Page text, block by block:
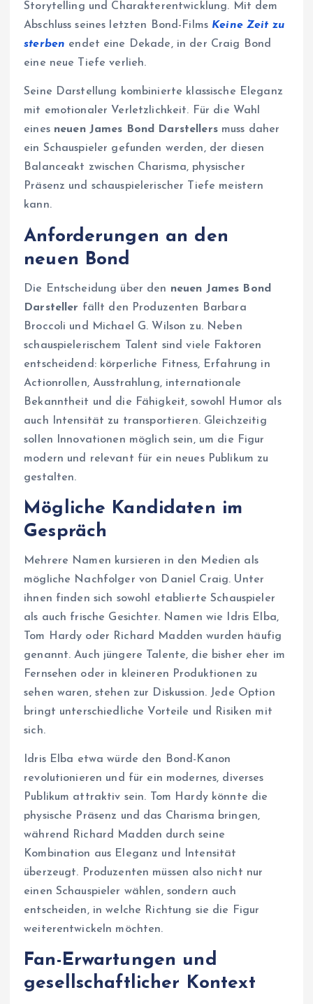
Storytelling und Charakterentwicklung. Mit dem
Abschluss seines letzten Bond-Films Keine Zeit zu
sterben endet eine Dekade, in der Craig Bond
eine neue Tiefe verlieh.
Seine Darstellung kombinierte klassische Eleganz
mit emotionaler Verletzlichkeit. Für die Wahl
eines neuen James Bond Darstellersmuss daher
ein Schauspieler gefunden werden, der diesen
Balanceakt zwischen Charisma, physischer
Präsenz und schauspielerischer Tiefe meistern
kann.
Anforderungen an den
neuen Bond
Die Entscheidung über den neuen James Bond
Darsteller fällt den Produzenten Barbara
Broccoli und Michael G. Wilson zu. Neben
schauspielerischem Talent sind viele Faktoren
entscheidend: körperliche Fitness, Erfahrung in
Actionrollen, Ausstrahlung, internationale
Bekanntheit und die Fähigkeit, sowohl Humor als
auch Intensität zu transportieren. Gleichzeitig
sollen Innovationen möglich sein, um die Figur
modern und relevant für ein neues Publikum zu
gestalten.
Mögliche Kandidaten im
Gespräch
Mehrere Namen kursieren in den Medien als
mögliche Nachfolger von Daniel Craig. Unter
ihnen finden sich sowohl etablierte Schauspieler
als auch frische Gesichter. Namen wie Idris Elba,
Tom Hardy oder Richard Madden wurden häufig
genannt. Auch jüngere Talente, die bisher eher im
Fernsehen oder in kleineren Produktionen zu
sehen waren, stehen zur Diskussion. Jede Option
bringt unterschiedliche Vorteile und Risiken mit
sich.
Idris Elba etwa würde den Bond-Kanon
revolutionieren und für ein modernes, diverses
Publikum attraktiv sein. Tom Hardy könnte die
physische Präsenz und das Charisma bringen,
während Richard Madden durch seine
Kombination aus Eleganz und Intensität
überzeugt. Produzenten müssen also nicht nur
einen Schauspieler wählen, sondern auch
entscheiden, in welche Richtung sie die Figur
weiterentwickeln möchten.
Fan-Erwartungen und
gesellschaftlicher Kontext